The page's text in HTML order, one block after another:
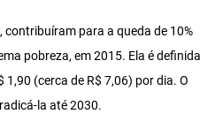
para a queda de 10%
pobreza, em 2015. Ela é definida
(cerca de R$ 7,06) por dia. O
la até 2030.